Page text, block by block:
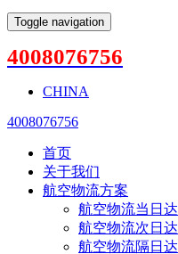
Toggle navigation
4008076756
CHINA
4008076756
首页
关于我们
航空物流方案
航空物流当日达
航空物流次日达
航空物流隔日达